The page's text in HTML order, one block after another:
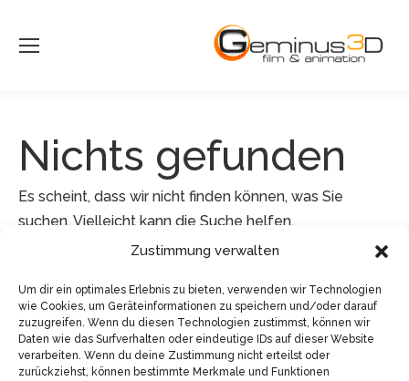
Zustimmung verwalten
Um dir ein optimales Erlebnis zu bieten, verwenden wir Technologien
wie Cookies, um Geräteinformationen zu speichern und/oder darauf
zuzugreifen. Wenn du diesen Technologien zustimmst, können wir
Daten wie das Surfverhalten oder eindeutige IDs auf dieser Website
verarbeiten. Wenn du deine Zustimmung nicht erteilst oder
zurückziehst, können bestimmte Merkmale und Funktionen
Nichts gefunden
Es scheint, dass wir nicht finden können, was Sie
suchen. Vielleicht kann die Suche helfen.